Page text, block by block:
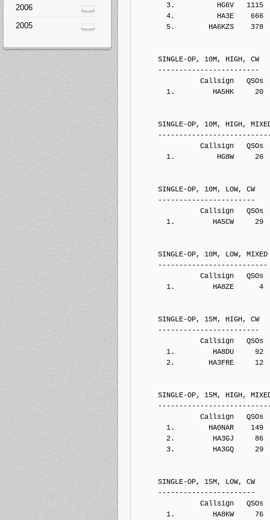
3.          HG6V   1115
4.          HA3E    666
5.        HA6KZS    378
SINGLE-OP, 10M, HIGH, CW
------------------------
Callsign   QSOs  Points
1.         HA5HK     20
SINGLE-OP, 10M, HIGH,
Callsign   QSOs  Points
1.          HG8W     26
SINGLE-OP, 10M, LOW, CW
-----------------------
Callsign   QSOs  Points
1.         HA5CW     29
SINGLE-OP, 10M, LOW, MIXED
--------------------------
Callsign   QSOs  Points
1.         HA8ZE      4
SINGLE-OP, 15M, HIGH, CW
------------------------
Callsign   QSOs  Points
1.         HA8DU     92
2.        HA3FRE     12
SINGLE-OP, 15M, HIGH,
Callsign   QSOs  Points
1.        HA0NAR    149
2.         HA3GJ     86
3.         HA3GQ     29
SINGLE-OP, 15M, LOW, CW
-----------------------
Callsign   QSOs  Points
1.         HA8KW     76
2006
2005